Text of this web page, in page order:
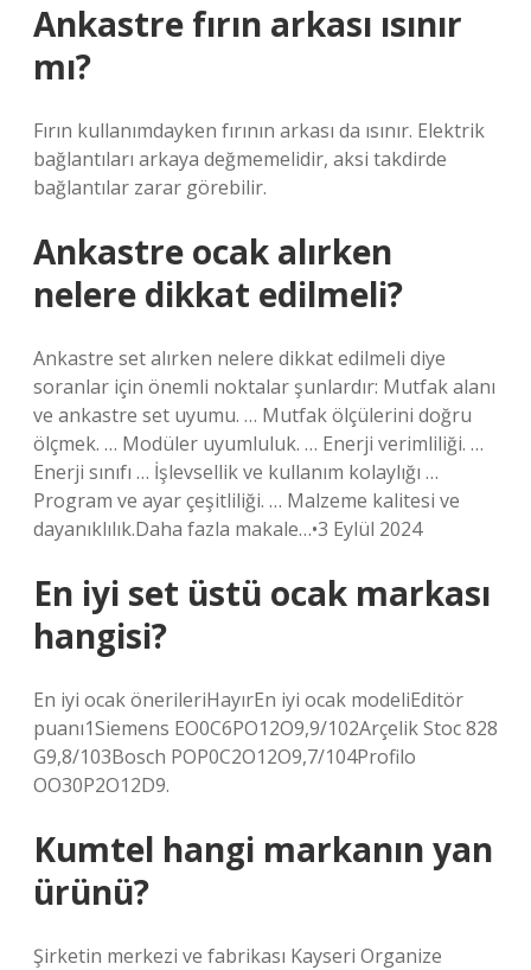
Ankastre fırın arkası ısınır
mı?
Fırın kullanımdayken fırının arkası da ısınır. Elektrik
bağlantıları arkaya değmemelidir, aksi takdirde
bağlantılar zarar görebilir.
Ankastre ocak alırken
nelere dikkat edilmeli?
Ankastre set alırken nelere dikkat edilmeli diye
soranlar için önemli noktalar şunlardır: Mutfak alanı
ve ankastre set uyumu. … Mutfak ölçülerini doğru
ölçmek. … Modüler uyumluluk. … Enerji verimliliği. …
Enerji sınıfı … İşlevsellik ve kullanım kolaylığı …
Program ve ayar çeşitliliği. … Malzeme kalitesi ve
dayanıklılık.Daha fazla makale…•3 Eylül 2024
En iyi set üstü ocak markası
hangisi?
En iyi ocak önerileriHayırEn iyi ocak modeliEditör
puanı1Siemens EO0C6PO12O9,9/102Arçelik Stoc 828
G9,8/103Bosch POP0C2O12O9,7/104Profilo
OO30P2O12D9.
Kumtel hangi markanın yan
ürünü?
Şirketin merkezi ve fabrikası Kayseri Organize